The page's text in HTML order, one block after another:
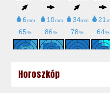
Horoszkóp